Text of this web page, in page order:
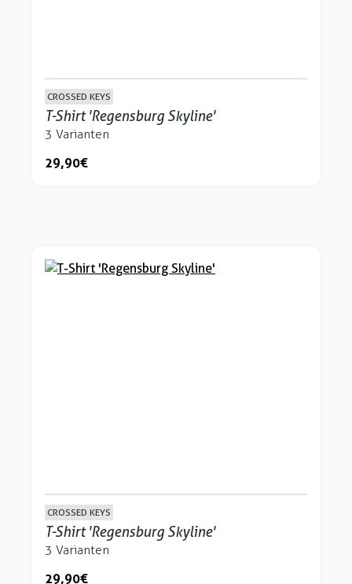
CROSSED KEYS
T-Shirt 'Regensburg Skyline'
3 Varianten
29,90 €
CROSSED KEYS
T-Shirt 'Regensburg Skyline'
3 Varianten
29,90 €